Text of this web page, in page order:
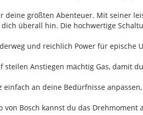
größten Abenteuer. Mit seiner
überall hin. Die hochwertige
und reichlich Power für
steilen Anstiegen mächtig Gas, damit
an deine Bedürfnisse
Bosch kannst du das